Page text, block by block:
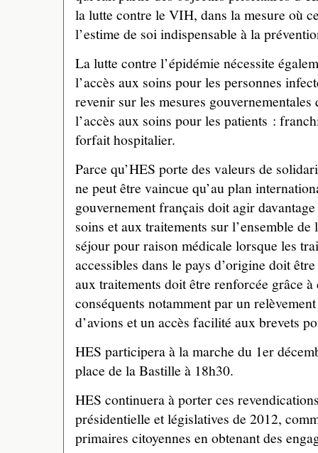
la lutte contre le VIH, dans la mesure où
l’estime de soi indispensable à la
La lutte contre l’épidémie nécessite
l’accès aux soins pour les personnes
revenir sur les mesures
l’accès aux soins pour les patients :
forfait hospitalier.
Parce qu’HES porte des valeurs de
ne peut être vaincue qu’au plan
gouvernement français doit agir
soins et aux traitements sur l’ensemble
séjour pour raison médicale lorsque les
accessibles dans le pays d’origine doit
aux traitements doit être renforcée grâce
conséquents notamment par un
d’avions et un accès facilité aux brevets
HES participera à la marche du 1er
place de la Bastille à 18h30.
HES continuera à porter ces
présidentielle et législatives de 2012,
primaires citoyennes en obtenant des